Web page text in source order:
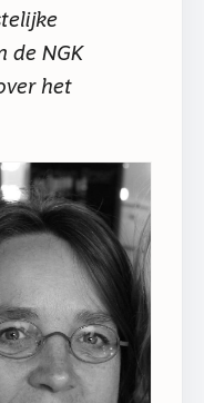
de NGK
het